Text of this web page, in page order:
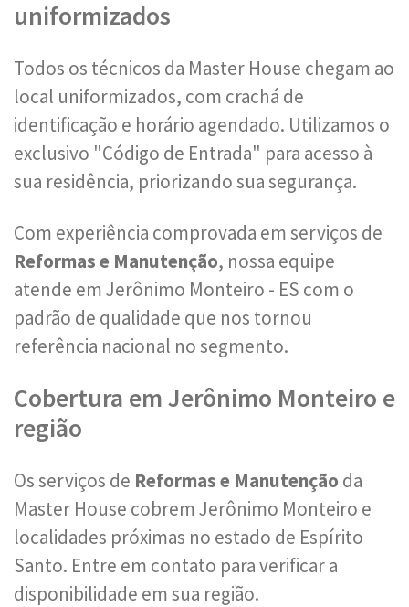
uniformizados
Todos os técnicos da Master House chegam ao
local uniformizados, com crachá de
identificação e horário agendado. Utilizamos o
exclusivo "Código de Entrada" para acesso à
sua residência, priorizando sua segurança.
Com experiência comprovada em serviços de
Reformas e Manutenção, nossa equipe
atende em Jerônimo Monteiro - ES com o
padrão de qualidade que nos tornou
referência nacional no segmento.
Cobertura em Jerônimo Monteiro e
região
Os serviços de Reformas e Manutenção da
Master House cobrem Jerônimo Monteiro e
localidades próximas no estado de Espírito
Santo. Entre em contato para verificar a
disponibilidade em sua região.